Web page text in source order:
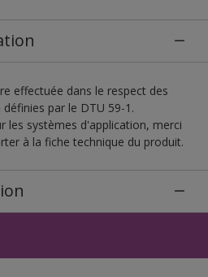
effectuée dans le respect des
par le DTU 59-1.
les systèmes d'application, merci
à la fiche technique du produit.